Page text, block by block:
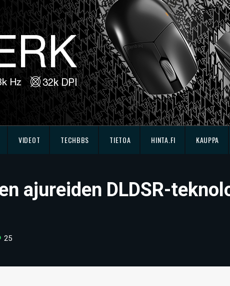
VIDEOT TECHBBS TIETOA HINTA.FI KAUPPA
ajureiden DLDSR-
25